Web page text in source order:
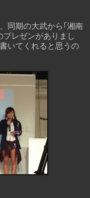
同期の大武から｢湘南
プレゼンがありまし
いてくれると思うの